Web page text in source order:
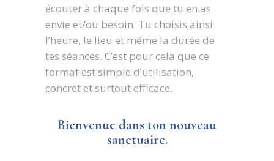
écouter à chaque fois que tu en as
envie et/ou besoin. Tu choisis ainsi
l’heure, le lieu et même la durée de
tes séances. C’est pour cela que ce
format est simple d’utilisation,
concret et surtout efficace.
Bienvenue dans ton nouveau
sanctuaire.